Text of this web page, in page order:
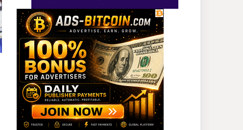
শিক্ষাপ্রতিষ্ঠানের সভাপতি,
উঠেছে আইনি প্রশ্ন
নজরুল বিশ্ববিদ্যালয়ে ব্যবসায়
প্রশাসন অনুষদের গবেষণা
প্রকল্প ২০২৫-২৬ অর্থবছরের
সেমিনার
সখীপুরে স্ত্রী-সন্তানের বিরুদ্ধে
অসুস্থ স্বামীকে ফেলে যাওয়ার
অভিযোগ